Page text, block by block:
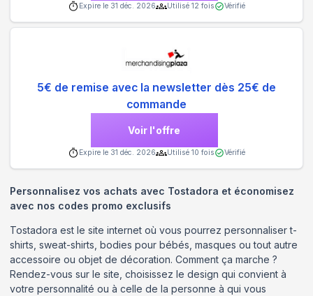
Expire le 31 déc. 2026 Utilisé 12 fois Vérifié
5€ de remise avec la newsletter dès 25€ de
commande
Voir l'offre
Expire le 31 déc. 2026 Utilisé 10 fois Vérifié
Personnalisez vos achats avec Tostadora et économisez
avec nos codes promo exclusifs
Tostadora est le site internet où vous pourrez personnaliser t-
shirts, sweat-shirts, bodies pour bébés, masques ou tout autre
accessoire ou objet de décoration. Comment ça marche ?
Rendez-vous sur le site, choisissez le design qui convient à
votre personnalité ou à celle de la personne à qui vous